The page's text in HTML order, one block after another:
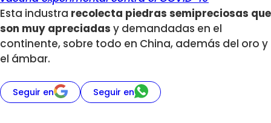
Esta industra recolecta piedras semipreciosas que
son muy apreciadas y demandadas en el
continente, sobre todo en China, además del oro y
el ámbar.
Seguir en Seguir en